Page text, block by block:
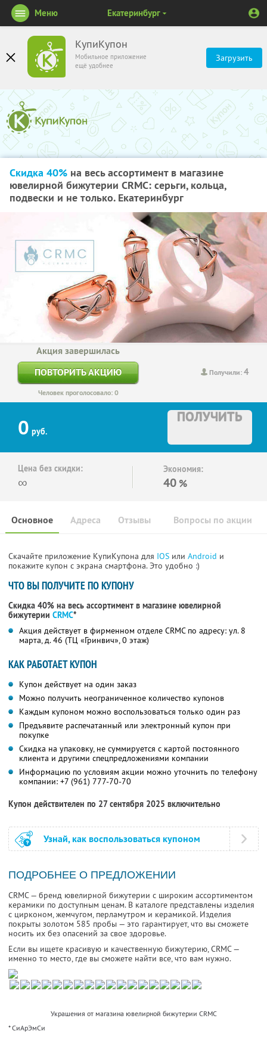
КупиКупон
Мобильное приложение
ещё удобнее
Загрузить
Меню Екатеринбург
Скидка 40% на весь ассортимент в магазине
ювелирной бижутерии CRMC: серьги, кольца,
подвески и не только. Екатеринбург
Получили:4
Акция завершилась
ПОВТОРИТЬ АКЦИЮ
Человек проголосовало: 0
0 руб.
ПОЛУЧИТЬ
Цена без скидки:
∞
Экономия:
40 %
Основное Отзывы Вопросы по акции
Адреса
Скачайте приложение КупиКупона для IOS или Android и
покажите купон с экрана смартфона. Это удобно :)
ЧТО ВЫ ПОЛУЧИТЕ ПО КУПОНУ
Скидка 40% на весь ассортимент в магазине ювелирной
бижутерии CRMC*
Акция действует в фирменном отделе CRMC по адресу: ул. 8
марта, д. 46 (ТЦ «Гринвич», 0 этаж)
КАК РАБОТАЕТ КУПОН
Купон действует на один заказ
Можно получить неограниченное количество купонов
Каждым купоном можно воспользоваться только один раз
Предъявите распечатанный или электронный купон при
покупке
Скидка на упаковку, не суммируется с картой постоянного
клиента и другими спецпредложениями компании
Информацию по условиям акции можно уточнить по телефону
компании: +7 (961) 777-70-70
Купон действителен по 27 сентября 2025 включительно
Узнай, как воспользоваться купоном
ПОДРОБНЕЕ О ПРЕДЛОЖЕНИИ
CRMC — бренд ювелирной бижутерии с широким ассортиментом
керамики по доступным ценам. В каталоге представлены изделия
с цирконом, жемчугом, перламутром и керамикой. Изделия
покрыты золотом 585 пробы — это гарантирует, что вы сможете
носить их без опасений за свое здоровье.
Если вы ищете красивую и качественную бижутерию, CRMC —
именно то место, где вы сможете найти все, что вам нужно.
Украшения от магазина ювелирной бижутерии CRMC
* СиАрЭмСи